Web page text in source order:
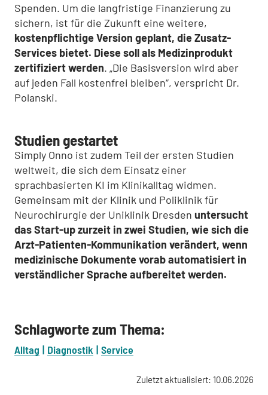
Spenden. Um die langfristige Finanzierung zu
sichern, ist für die Zukunft eine weitere,
kostenpflichtige Version geplant, die Zusatz-
Services bietet. Diese soll als Medizinprodukt
zertifiziert werden. „Die Basisversion wird aber
auf jeden Fall kostenfrei bleiben“, verspricht Dr.
Polanski.
Studien gestartet
Simply Onno ist zudem Teil der ersten Studien
weltweit, die sich dem Einsatz einer
sprachbasierten KI im Klinikalltag widmen.
Gemeinsam mit der Klinik und Poliklinik für
Neurochirurgie der Uniklinik Dresden untersucht
das Start-up zurzeit in zwei Studien, wie sich die
Arzt-Patienten-Kommunikation verändert, wenn
medizinische Dokumente vorab automatisiert in
verständlicher Sprache aufbereitet werden.
Schlagworte zum Thema:
Alltag Diagnostik Service
Zuletzt aktualisiert: 10.06.2026